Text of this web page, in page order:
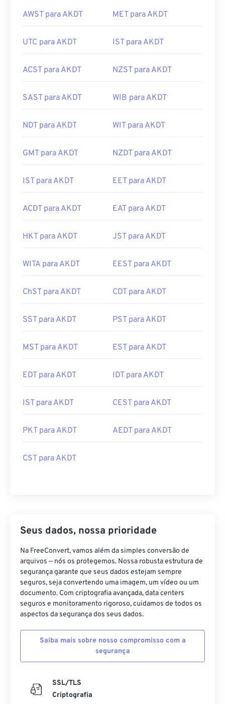
AWST para AKDT MET para AKDT
UTC para AKDT IST para AKDT
ACST para AKDT NZST para AKDT
SAST para AKDT WIB para AKDT
NDT para AKDT WIT para AKDT
GMT para AKDT NZDT para AKDT
IST para AKDT EET para AKDT
ACDT para AKDT EAT para AKDT
HKT para AKDT JST para AKDT
WITA para AKDT EEST para AKDT
ChST para AKDT CDT para AKDT
SST para AKDT PST para AKDT
MST para AKDT EST para AKDT
EDT para AKDT IDT para AKDT
IST para AKDT CEST para AKDT
PKT para AKDT AEDT para AKDT
CST para AKDT
Seus dados, nossa prioridade
Na FreeConvert, vamos além da simples conversão de
arquivos — nós os protegemos. Nossa robusta estrutura de
segurança garante que seus dados estejam sempre
seguros, seja convertendo uma imagem, um vídeo ou um
documento. Com criptografia avançada, data centers
seguros e monitoramento rigoroso, cuidamos de todos os
aspectos da segurança dos seus dados.
Saiba mais sobre nosso compromisso com a
segurança
SSL/TLS
Criptografia